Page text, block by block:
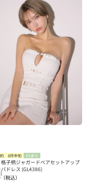
8月中旬 XSあり
格子柄ジャガードベアセットアップ
ドレス (GL4386)
（税込）